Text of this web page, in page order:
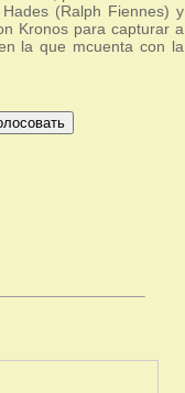
(Ralph Fiennes) y
Kronos para capturar a
la que mcuenta con la